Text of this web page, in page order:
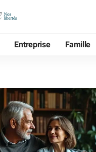
Entreprise Famille